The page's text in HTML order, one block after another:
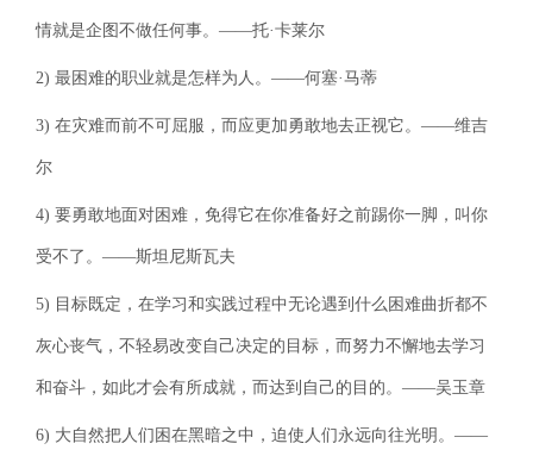
情就是企图不做任何事。——托·卡莱尔
2) 最困难的职业就是怎样为人。——何塞·马蒂
3) 在灾难而前不可屈服，而应更加勇敢地去正视它。——维吉
尔
4) 要勇敢地面对困难，免得它在你准备好之前踢你一脚，叫你
受不了。——斯坦尼斯瓦夫
5) 目标既定，在学习和实践过程中无论遇到什么困难曲折都不
灰心丧气，不轻易改变自己决定的目标，而努力不懈地去学习
和奋斗，如此才会有所成就，而达到自己的目的。——吴玉章
6) 大自然把人们困在黑暗之中，迫使人们永远向往光明。——